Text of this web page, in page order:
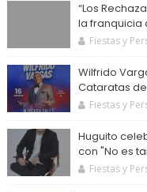
“Los
la franquicia
Fiestas y
Wilfrido
Cataratas
Fiestas y
Huguito
con "No es
Fiestas y